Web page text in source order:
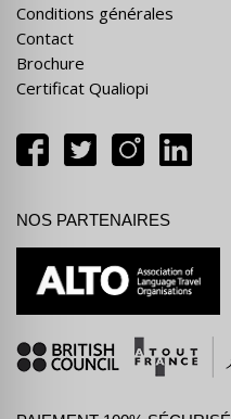
Conditions générales
Contact
Brochure
Certificat Qualiopi
NOS PARTENAIRES